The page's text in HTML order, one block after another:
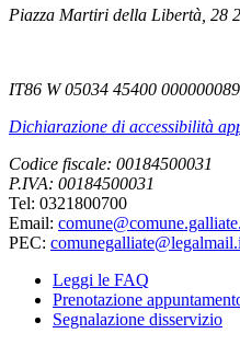
Piazza Martiri della Libertà, 28
IT86 W 05034 45400
Dichiarazione di accessibilità
Codice fiscale: 00184500031
P.IVA: 00184500031
Tel: 0321800700
Email:
PEC:
Leggi le FAQ
Prenotazione
Segnalazione disservizio